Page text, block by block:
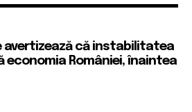
avertizează că instabilitatea
României, înaintea